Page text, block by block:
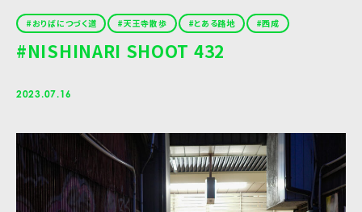
おりばにつづく道 天王寺散歩 とある路地 西成
#NISHINARI SHOOT 432
2023.07.16